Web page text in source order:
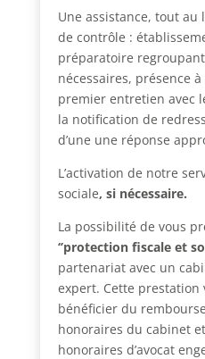
Une assistance, tout au
de contrôle :
préparatoire
nécessaires, présence
premier entretien avec
la notification de
d’une une réponse
L’activation de notre
sociale, si nécessaire.
La possibilité de vous
‘’protection fiscale et
partenariat avec un
expert. Cette prestation
bénéficier du
honoraires du cabinet
honoraires d’avocat